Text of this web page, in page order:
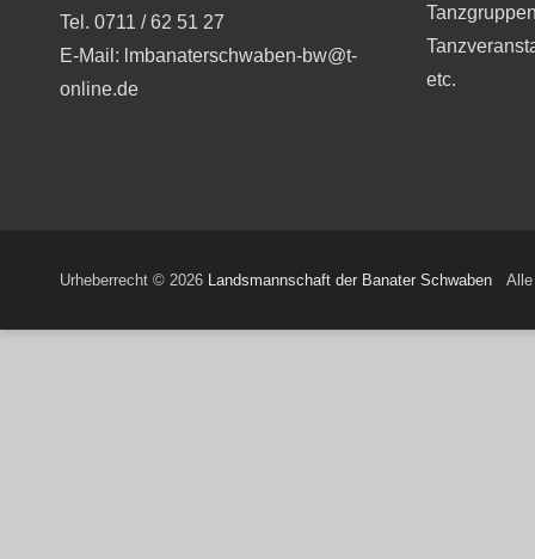
Tel. 0711 / 62 51 27
E-Mail: lmbanaterschwaben-bw@t-
online.de
etc.
Urheberrecht © 2026 Landsmannschaft der Banater Schwaben Alle